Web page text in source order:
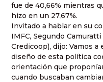
fue de 40,66% mientras
hizo en un 27,67%.
Invitado a hablar en su
IMFC, Segundo
Credicoop), dijo: Vamos
diseño de esta política
orientación que
cuando buscaban